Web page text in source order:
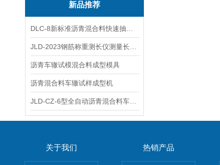
新品推荐
沥青车辙试模混合料成型模具
沥青混合料车辙试样成型机
关于我们 热销产品